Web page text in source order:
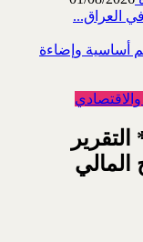
في العراق...
أساسية وإضاءة
والاقتصادي
المالي